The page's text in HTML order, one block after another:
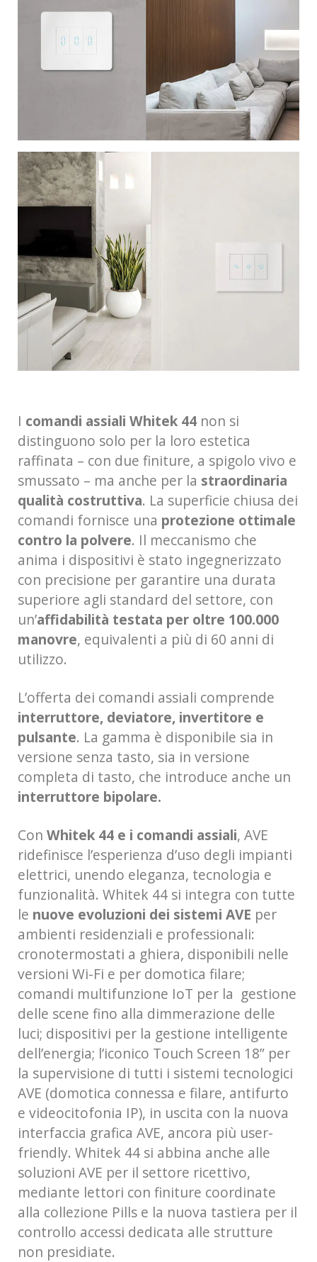
I comandi assiali Whitek 44 non si
distinguono solo per la loro estetica
raffinata – con due finiture, a spigolo vivo e
smussato – ma anche per la straordinaria
qualità costruttiva. La superficie chiusa dei
comandi fornisce una protezione ottimale
contro la polvere. Il meccanismo che
anima i dispositivi è stato ingegnerizzato
con precisione per garantire una durata
superiore agli standard del settore, con
un’affidabilità testata per oltre 100.000
manovre, equivalenti a più di 60 anni di
utilizzo.
L’offerta dei comandi assiali comprende
interruttore, deviatore, invertitore e
pulsante. La gamma è disponibile sia in
versione senza tasto, sia in versione
completa di tasto, che introduce anche un
interruttore bipolare.
Con Whitek 44 e i comandi assiali, AVE
ridefinisce l’esperienza d’uso degli impianti
elettrici, unendo eleganza, tecnologia e
funzionalità. Whitek 44 si integra con tutte
le nuove evoluzioni dei sistemi AVE per
ambienti residenziali e professionali:
cronotermostati a ghiera, disponibili nelle
versioni Wi-Fi e per domotica filare;
comandi multifunzione IoT per la gestione
delle scene fino alla dimmerazione delle
luci; dispositivi per la gestione intelligente
dell’energia; l’iconico Touch Screen 18” per
la supervisione di tutti i sistemi tecnologici
AVE (domotica connessa e filare, antifurto
e videocitofonia IP), in uscita con la nuova
interfaccia grafica AVE, ancora più user-
friendly. Whitek 44 si abbina anche alle
soluzioni AVE per il settore ricettivo,
mediante lettori con finiture coordinate
alla collezione Pills e la nuova tastiera per il
controllo accessi dedicata alle strutture
non presidiate.